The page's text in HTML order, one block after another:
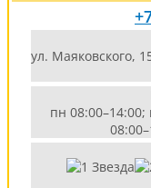
ул. Маяковского,
пн 08:00–14:00;